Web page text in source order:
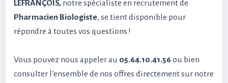
LEFRANÇOIS, notre spécialiste en recrutement de
Pharmacien Biologiste, se tient disponible pour
répondre à toutes vos questions !
Vous pouvez nous appeler au 05.64.10.41.56ou bien
consulter l’ensemble de nos offres directement sur notre